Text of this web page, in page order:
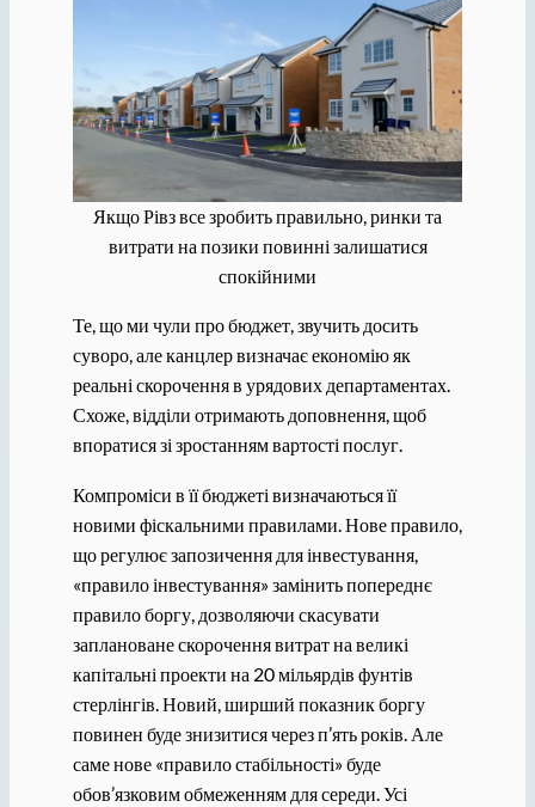
Якщо Рівз все зробить правильно, ринки та
витрати на позики повинні залишатися
спокійними
Те, що ми чули про бюджет, звучить досить
суворо, але канцлер визначає економію як
реальні скорочення в урядових департаментах.
Схоже, відділи отримають доповнення, щоб
впоратися зі зростанням вартості послуг.
Компроміси в її бюджеті визначаються її
новими фіскальними правилами. Нове правило,
що регулює запозичення для інвестування,
«правило інвестування» замінить попереднє
правило боргу, дозволяючи скасувати
заплановане скорочення витрат на великі
капітальні проекти на 20 мільярдів фунтів
стерлінгів. Новий, ширший показник боргу
повинен буде знизитися через п’ять років. Але
саме нове «правило стабільності» буде
обов’язковим обмеженням для середи. Усі